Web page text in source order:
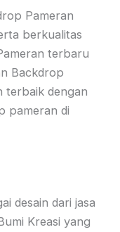
Pameran
berkualitas
terbaru
Backdrop
terbaik dengan
pameran di
desain dari jasa
Kreasi yang